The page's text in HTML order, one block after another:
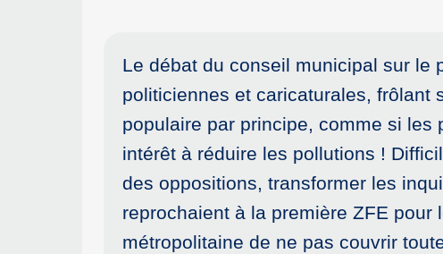
Le débat du conseil municipal sur le
politiciennes et caricaturales, frôlant
populaire par principe, comme si les
intérêt à réduire les pollutions !
des oppositions, transformer les
reprochaient à la première ZFE pour
métropolitaine de ne pas couvrir